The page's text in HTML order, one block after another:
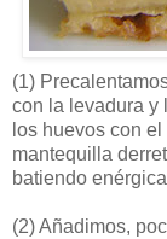
(1)
con la levadura y
los huevos con
mantequilla
batiendo
(2)Añadimos,